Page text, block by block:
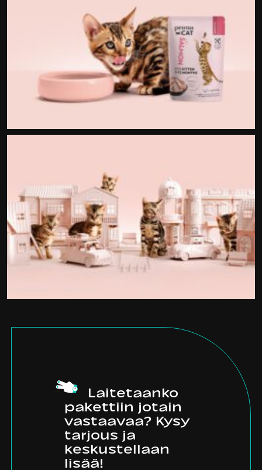
Laitetaanko
pakettiin jotain
vastaavaa? Kysy
tarjous ja
keskustellaan
lisää!